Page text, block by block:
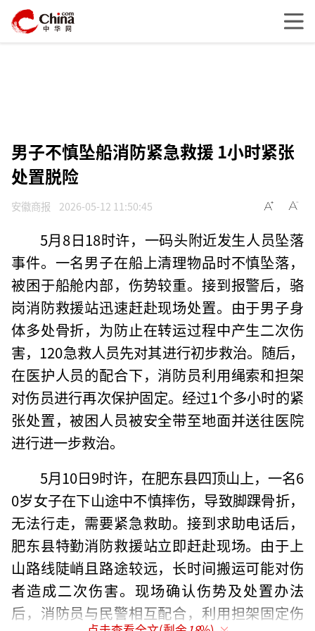
男子不慎坠船消防紧急救援 1小时紧张
处置脱险
安徽商报 2026-05-12 11:50:45
5月8日18时许，一码头附近发生人员坠落
事件。一名男子在船上清理物品时不慎坠落，
被困于船舱内部，伤势较重。接到报警后，骆
岗消防救援站迅速赶赴现场处置。由于男子身
体多处骨折，为防止在转运过程中产生二次伤
害，120急救人员先对其进行初步救治。随后，
在医护人员的配合下，消防员利用绳索和担架
对伤员进行再次保护固定。经过1个多小时的紧
张处置，被困人员被安全带至地面并送往医院
进行进一步救治。
5月10日9时许，在肥东县四顶山上，一名6
0岁女子在下山途中不慎摔伤，导致脚踝骨折，
无法行走，需要紧急救助。接到求助电话后，
肥东县特勤消防救援站立即赶赴现场。由于上
山路线陡峭且路途较远，长时间搬运可能对伤
者造成二次伤害。现场确认伤势及处置办法
后，消防员与民警相互配合，利用担架固定伤